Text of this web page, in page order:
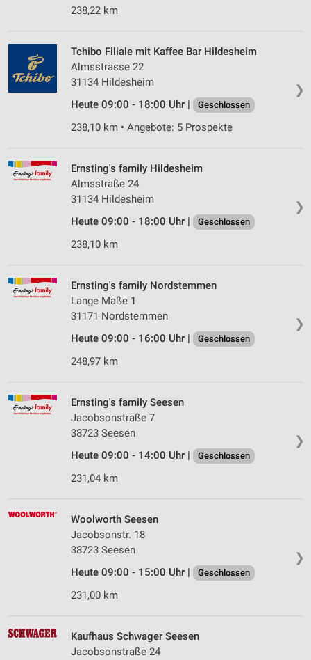
238,22 km
❯
Tchibo Filiale mit Kaffee Bar Hildesheim
Almsstrasse 22
31134 Hildesheim
Heute 09:00 - 18:00 Uhr |
Geschlossen
238,10 km • Angebote: 5 Prospekte
❯
Ernsting's family Hildesheim
Almsstraße 24
31134 Hildesheim
Heute 09:00 - 18:00 Uhr |
Geschlossen
238,10 km
❯
Ernsting's family Nordstemmen
Lange Maße 1
31171 Nordstemmen
Heute 09:00 - 16:00 Uhr |
Geschlossen
248,97 km
❯
Ernsting's family Seesen
Jacobsonstraße 7
38723 Seesen
Heute 09:00 - 14:00 Uhr |
Geschlossen
231,04 km
❯
Woolworth Seesen
Jacobsonstr. 18
38723 Seesen
Heute 09:00 - 15:00 Uhr |
Geschlossen
231,00 km
Kaufhaus Schwager Seesen
Jacobsonstraße 24